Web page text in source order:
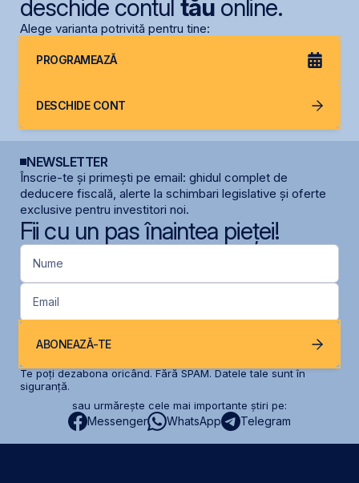
deschide contul tăuonline.
Alege varianta potrivită pentru tine:
PROGRAMEAZĂ
DESCHIDE CONT
NEWSLETTER
Înscrie-te și primești pe email: ghidul complet de
deducere fiscală, alerte la schimbari legislative și oferte
exclusive pentru investitori noi.
Fii cu un pas înaintea pieței!
Nume
Email
ABONEAZĂ-TE
Te poți dezabona oricând. Fără SPAM. Datele tale sunt în
siguranță.
sau urmărește cele mai importante știri pe:
Messenger WhatsApp Telegram